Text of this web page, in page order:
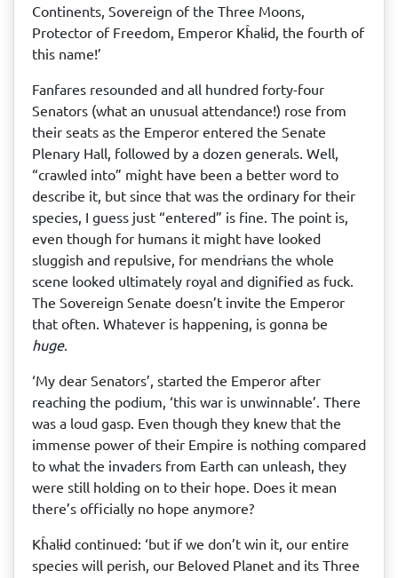
Continents, Sovereign of the Three Moons,
Protector of Freedom, Emperor Kĥalɨd, the fourth of
this name!’
Fanfares resounded and all hundred forty-four
Senators (what an unusual attendance!) rose from
their seats as the Emperor entered the Senate
Plenary Hall, followed by a dozen generals. Well,
“crawled into” might have been a better word to
describe it, but since that was the ordinary for their
species, I guess just “entered” is fine. The point is,
even though for humans it might have looked
sluggish and repulsive, for mendrɨans the whole
scene looked ultimately royal and dignified as fuck.
The Sovereign Senate doesn’t invite the Emperor
that often. Whatever is happening, is gonna be
huge.
‘My dear Senators’, started the Emperor after
reaching the podium, ‘this war is unwinnable’. There
was a loud gasp. Even though they knew that the
immense power of their Empire is nothing compared
to what the invaders from Earth can unleash, they
were still holding on to their hope. Does it mean
there’s officially no hope anymore?
Kĥalɨd continued: ‘but if we don’t win it, our entire
species will perish, our Beloved Planet and its Three